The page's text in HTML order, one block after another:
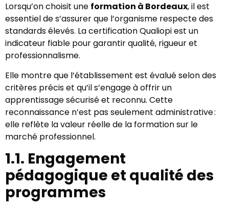
Lorsqu’on choisit une formation à Bordeaux, il est
essentiel de s’assurer que l’organisme respecte des
standards élevés. La certification Qualiopi est un
indicateur fiable pour garantir qualité, rigueur et
professionnalisme.
Elle montre que l’établissement est évalué selon des
critères précis et qu’il s’engage à offrir un
apprentissage sécurisé et reconnu. Cette
reconnaissance n’est pas seulement administrative :
elle reflète la valeur réelle de la formation sur le
marché professionnel.
1.1. Engagement
pédagogique et qualité des
programmes